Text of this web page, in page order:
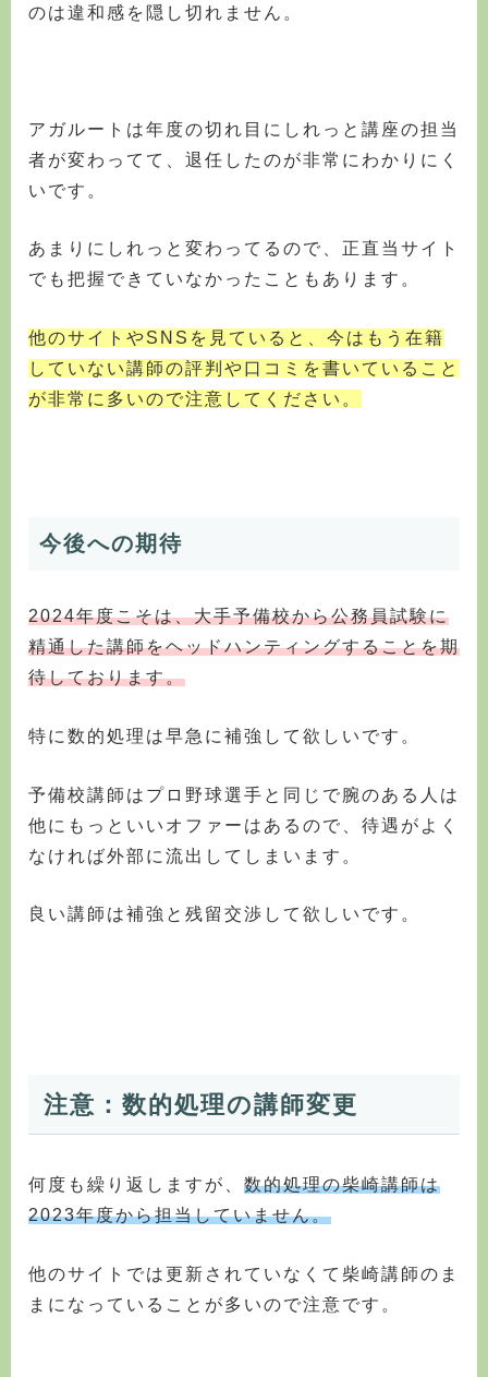
のは違和感を隠し切れません。
アガルートは年度の切れ目にしれっと講座の担当
者が変わってて、退任したのが非常にわかりにく
いです。
あまりにしれっと変わってるので、正直当サイト
でも把握できていなかったこともあります。
他のサイトやSNSを見ていると、今はもう在籍
していない講師の評判や口コミを書いていること
が非常に多いので注意してください。
今後への期待
2024年度こそは、大手予備校から公務員試験に
精通した講師をヘッドハンティングすることを期
待しております。
特に数的処理は早急に補強して欲しいです。
予備校講師はプロ野球選手と同じで腕のある人は
他にもっといいオファーはあるので、待遇がよく
なければ外部に流出してしまいます。
良い講師は補強と残留交渉して欲しいです。
注意：数的処理の講師変更
何度も繰り返しますが、 数的処理の柴崎講師は
2023年度から担当していません。
他のサイトでは更新されていなくて柴崎講師のま
まになっていることが多いので注意です。